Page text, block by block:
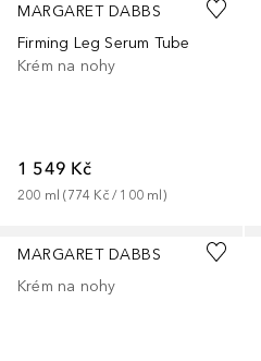
MARGARET DABBS
Firming Leg Serum Tube
Krém na nohy
1 549 Kč
200 ml (774 Kč / 100 ml)
MARGARET DABBS
Krém na nohy